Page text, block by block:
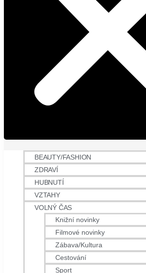
BEAUTY/FASHION
ZDRAVÍ
HUBNUTÍ
VZTAHY
VOLNÝ ČAS
Knižní novinky
Filmové novinky
Zábava/Kultura
Cestování
Sport